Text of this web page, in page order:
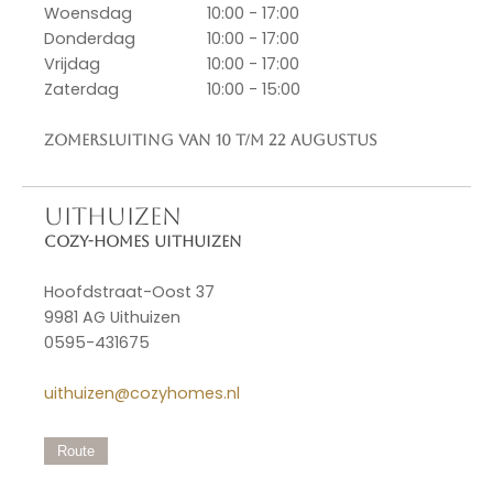
Woensdag
10:00 - 17:00
Donderdag
10:00 - 17:00
Vrijdag
10:00 - 17:00
Zaterdag
10:00 - 15:00
Zomersluiting van 10 t/m 22 augustus
UITHUIZEN
Cozy-Homes Uithuizen
Hoofdstraat-Oost 37
9981 AG Uithuizen
0595-431675
uithuizen@cozyhomes.nl
Route